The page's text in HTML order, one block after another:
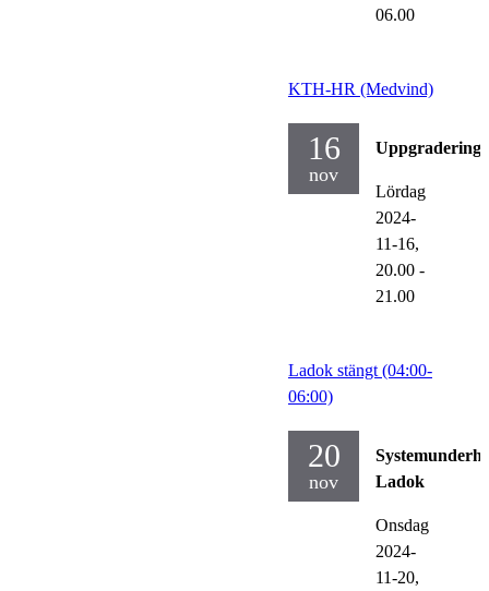
06.00
KTH-HR (Medvind)
16
nov
Lördag
2024-
11-16,
20.00 -
21.00
Ladok stängt (04:00-
06:00)
20
nov
Ladok
Onsdag
2024-
11-20,